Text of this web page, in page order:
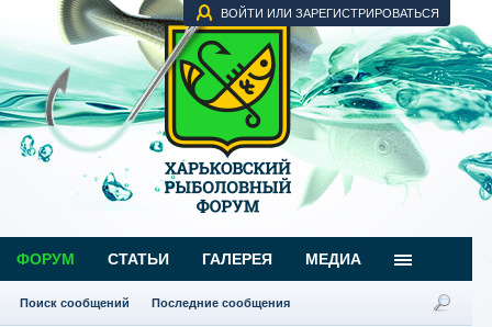
ВОЙТИ ИЛИ ЗАРЕГИСТРИРОВАТЬСЯ
ФОРУМ
Поиск сообщений Последние сообщения
СТАТЬИ ГАЛЕРЕЯ МЕДИА